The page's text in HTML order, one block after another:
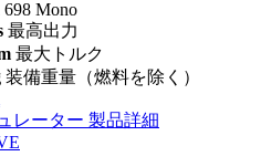
698 Mono
最高出力
最大トルク
装備重量（燃料を除く）
レーター 製品詳細